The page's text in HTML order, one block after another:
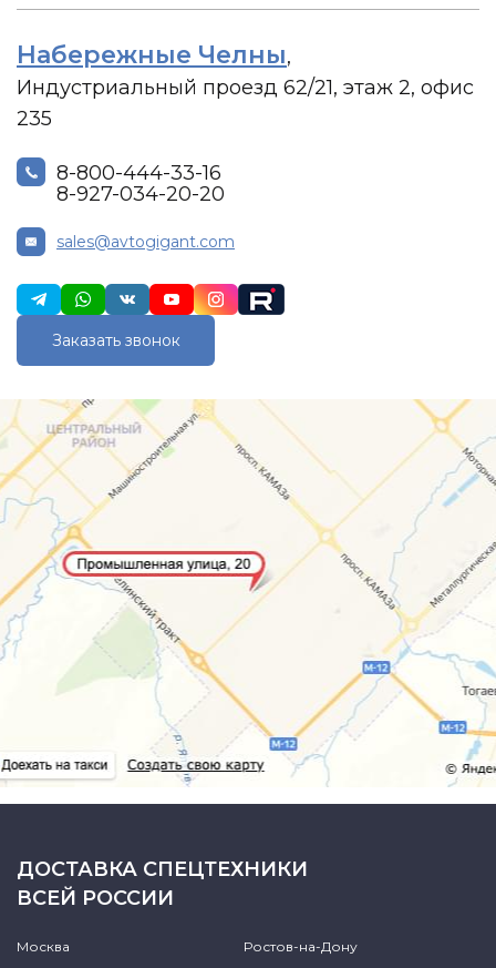
Набережные Челны,
Индустриальный проезд 62/21, этаж 2, офис
235
8-800-444-33-16
8-927-034-20-20
sales@avtogigant.com
Заказать звонок
ДОСТАВКА СПЕЦТЕХНИКИ
ВСЕЙ РОССИИ
Москва Ростов-на-Дону